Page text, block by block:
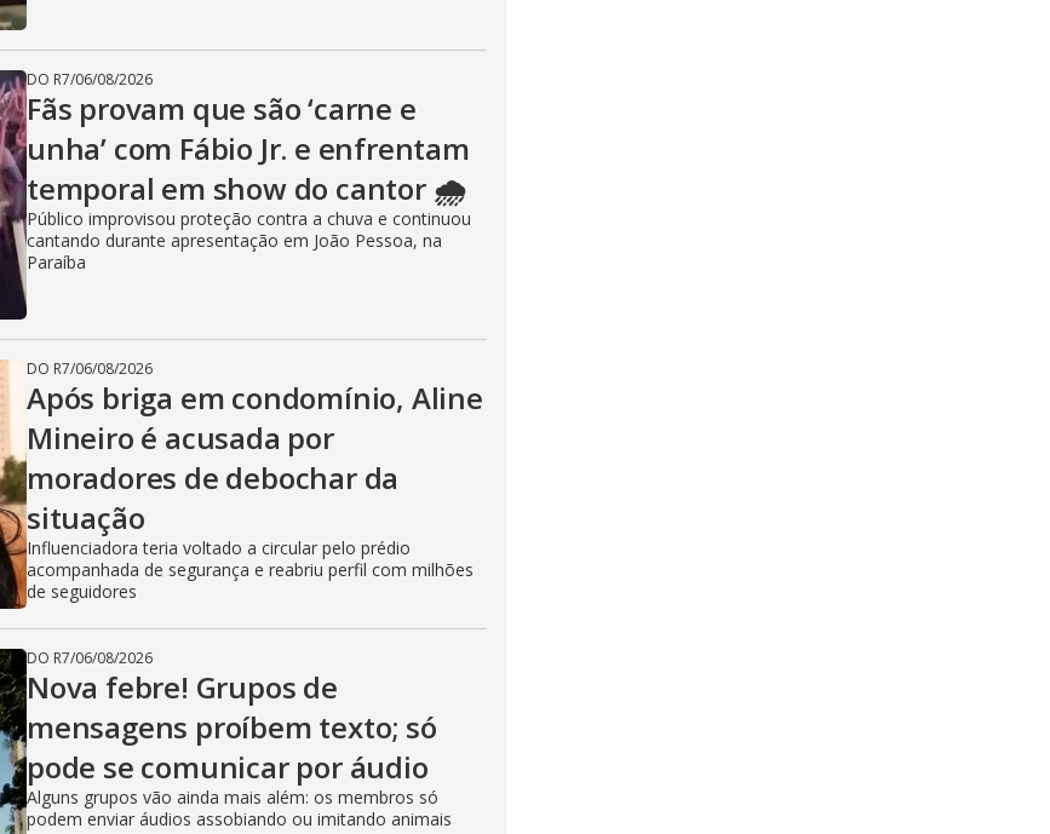
DO R7/06/08/2026
Fãs provam que são ‘carne e
unha’ com Fábio Jr. e enfrentam
temporal em show do cantor 🌧️
Público improvisou proteção contra a chuva e continuou
cantando durante apresentação em João Pessoa, na
Paraíba
DO R7/06/08/2026
Após briga em condomínio, Aline
Mineiro é acusada por
moradores de debochar da
situação
Influenciadora teria voltado a circular pelo prédio
acompanhada de segurança e reabriu perfil com milhões
de seguidores
DO R7/06/08/2026
Nova febre! Grupos de
mensagens proíbem texto; só
pode se comunicar por áudio
Alguns grupos vão ainda mais além: os membros só
podem enviar áudios assobiando ou imitando animais